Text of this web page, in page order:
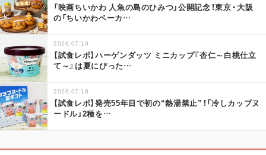
「映画ちいかわ 人魚の島のひみつ」公開記念！東京・大阪
の「ちいかわベーカ…
2026.07.19
【試食レポ】ハーゲンダッツ ミニカップ『杏仁～白桃仕立
て～』は夏にぴった…
2026.07.18
【試食レポ】発売55年目で初の“熱湯禁止”！「冷しカップヌ
ードル」2種を…